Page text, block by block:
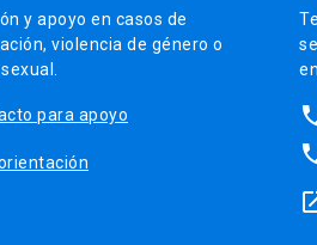
y apoyo en casos de
violencia de género o
para apoyo